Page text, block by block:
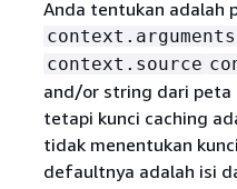
Anda tentukan adalah
context.arguments
context.source
and/or string dari peta
tetapi kunci caching
tidak menentukan
defaultnya adalah isi